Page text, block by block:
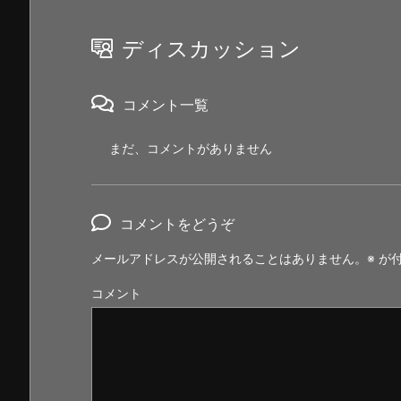
ディスカッション
コメント一覧
まだ、コメントがありません
コメントをどうぞ
メールアドレスが公開されることはありません。 ※ が
コメント